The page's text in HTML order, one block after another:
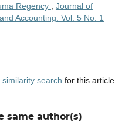
Regency , Journal of
Accounting: Vol. 5 No. 1
search for this article.
same author(s)